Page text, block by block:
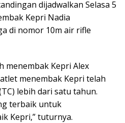
dijadwalkan Selasa 5
Kepri Nadia
di nomor 10m air rifle
menembak Kepri Alex
menembak Kepri telah
lebih dari satu tahun.
terbaik untuk
Kepri,” tuturnya.